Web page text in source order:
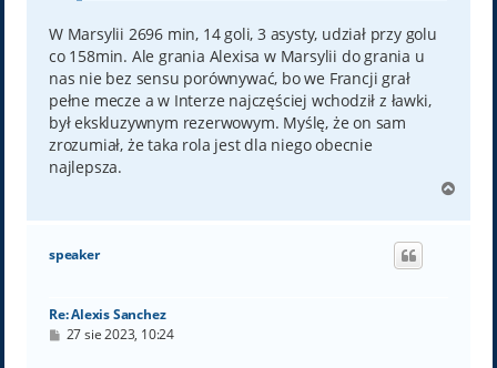
W Marsylii 2696 min, 14 goli, 3 asysty, udział przy golu
co 158min. Ale grania Alexisa w Marsylii do grania u
nas nie bez sensu porównywać, bo we Francji grał
pełne mecze a w Interze najczęściej wchodził z ławki,
był ekskluzywnym rezerwowym. Myślę, że on sam
zrozumiał, że taka rola jest dla niego obecnie
najlepsza.
g
speaker
Re: Alexis Sanchez
P27 sie 2023, 10:24